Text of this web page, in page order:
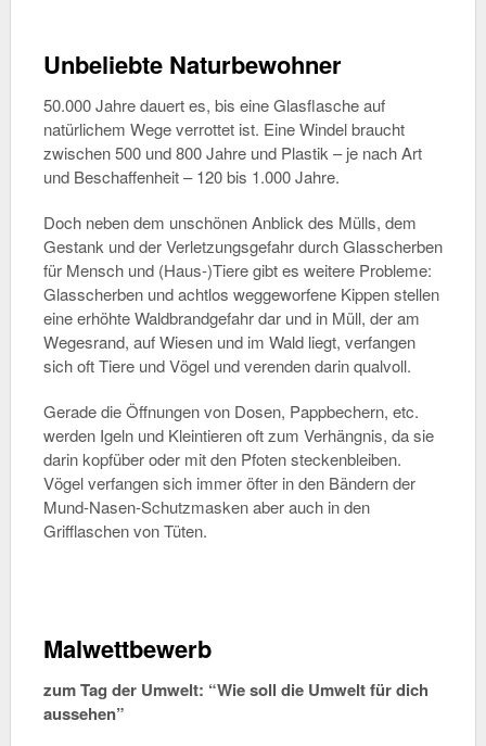
Unbeliebte Naturbewohner
50.000 Jahre dauert es, bis eine Glasflasche auf
natürlichem Wege verrottet ist. Eine Windel braucht
zwischen 500 und 800 Jahre und Plastik – je nach Art
und Beschaffenheit – 120 bis 1.000 Jahre.
Doch neben dem unschönen Anblick des Mülls, dem
Gestank und der Verletzungsgefahr durch Glasscherben
für Mensch und (Haus-)Tiere gibt es weitere Probleme:
Glasscherben und achtlos weggeworfene Kippen stellen
eine erhöhte Waldbrandgefahr dar und in Müll, der am
Wegesrand, auf Wiesen und im Wald liegt, verfangen
sich oft Tiere und Vögel und verenden darin qualvoll.
Gerade die Öffnungen von Dosen, Pappbechern, etc.
werden Igeln und Kleintieren oft zum Verhängnis, da sie
darin kopfüber oder mit den Pfoten steckenbleiben.
Vögel verfangen sich immer öfter in den Bändern der
Mund-Nasen-Schutzmasken aber auch in den
Grifflaschen von Tüten.
Malwettbewerb
zum Tag der Umwelt: “Wie soll die Umwelt für dich
aussehen”